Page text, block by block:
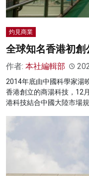
灼見商業
全球知名香港初
作者: 本社編輯部
2014年底由中國科學家湯
香港創立的商湯科技，12
港科技結合中國大陸市場